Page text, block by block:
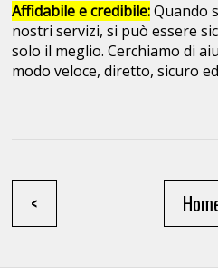
Affidabile e credibile:Quando
nostri servizi, si può essere
solo il meglio. Cerchiamo di
modo veloce, diretto, sicuro
<